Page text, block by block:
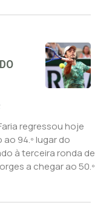
regressou hoje
94.º lugar do
à terceira ronda de
a chegar ao 50.º